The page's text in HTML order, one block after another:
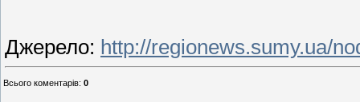
Джерело: http://regionews.sumy.ua/
Всього коментарів: 0